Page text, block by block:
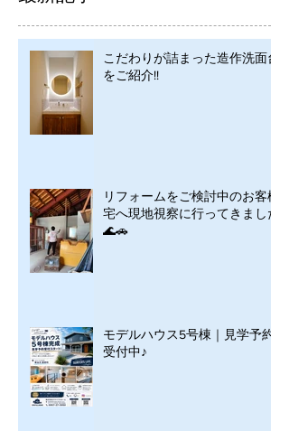
こだわりが詰まった造作洗面台
をご紹介!!
リフォームをご検討中のお客様
宅へ現地視察に行ってきました
🌊🚗
モデルハウス5号棟｜見学予約
受付中♪